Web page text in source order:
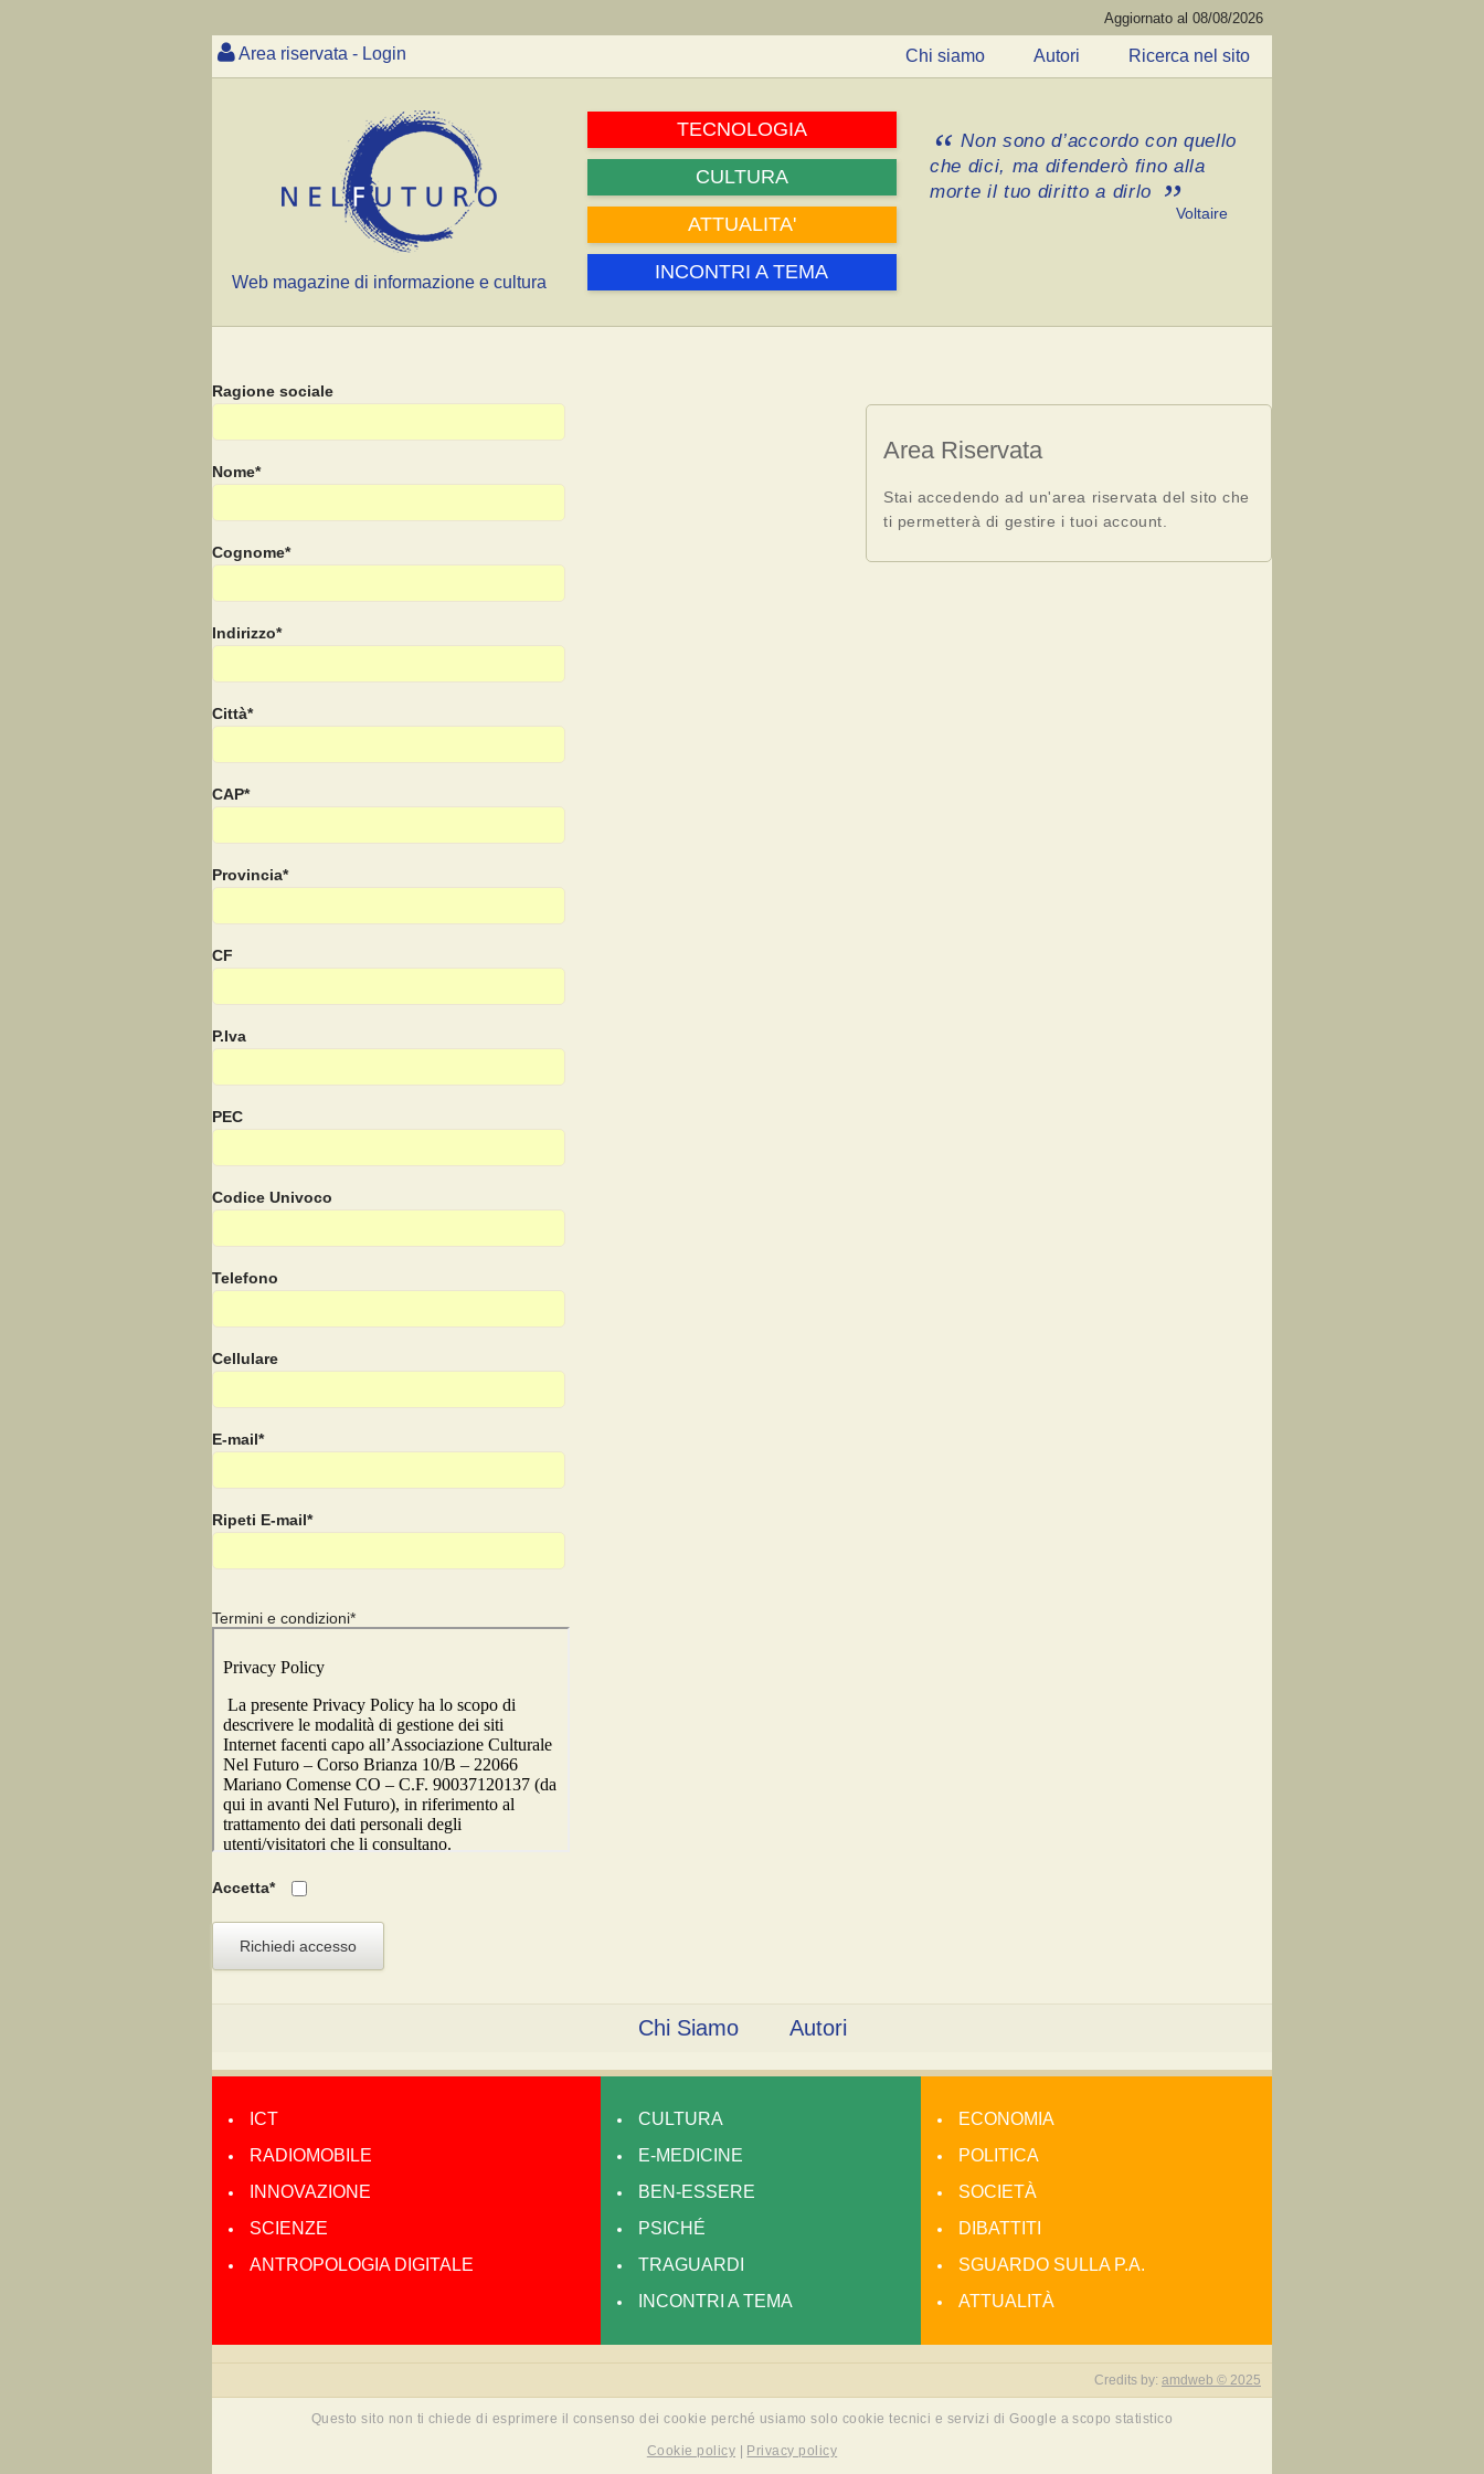
Aggiornato al 08/08/2026
Area riservata - Login Chi siamo Autori Ricerca nel sito
Web magazine di informazione e cultura
TECNOLOGIA
CULTURA
ATTUALITA'
INCONTRI A TEMA
Non sono d’accordo con quello
che dici, ma difenderò fino alla
morte il tuo diritto a dirlo
Voltaire
Area Riservata
Stai accedendo ad un'area riservata del sito che
ti permetterà di gestire i tuoi account.
Ragione sociale
Nome*
Cognome*
Indirizzo*
Città*
CAP*
Provincia*
CF
P.Iva
PEC
Codice Univoco
Telefono
Cellulare
E-mail*
Ripeti E-mail*
Termini e condizioni*
Accetta*
Chi Siamo Autori
ICT
RADIOMOBILE
INNOVAZIONE
SCIENZE
ANTROPOLOGIA DIGITALE
CULTURA
E-MEDICINE
BEN-ESSERE
PSICHÉ
TRAGUARDI
INCONTRI A TEMA
ECONOMIA
POLITICA
SOCIETÀ
DIBATTITI
SGUARDO SULLA P.A.
ATTUALITÀ
Credits by: amdweb © 2025
Questo sito non ti chiede di esprimere il consenso dei cookie perché usiamo solo cookie tecnici e servizi di Google a scopo statistico
Cookie policy Privacy policy